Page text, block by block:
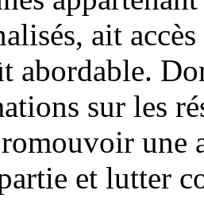
ait
abordable.
sur les
une
et lutter